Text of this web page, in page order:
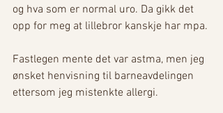
og hva som er normal uro. Da gikk det
opp for meg at lillebror kanskje har mpa.
Fastlegen mente det var astma, men jeg
ønsket henvisning til barneavdelingen
ettersom jeg mistenkte allergi.